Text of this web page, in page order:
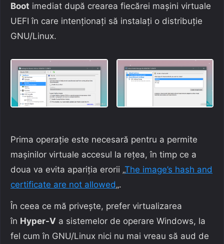
Boot imediat după crearea fiecărei mașini virtuale
UEFI în care intenționați să instalați o distribuție
GNU/Linux.
Prima operație este necesară pentru a permite
mașinilor virtuale accesul la rețea, în timp ce a
doua va evita apariția erorii „The image’s hash and
certificate are not allowed„.
În ceea ce mă privește, prefer virtualizarea
în Hyper-V a sistemelor de operare Windows, la
fel cum în GNU/Linux nici nu mai vreau să aud de